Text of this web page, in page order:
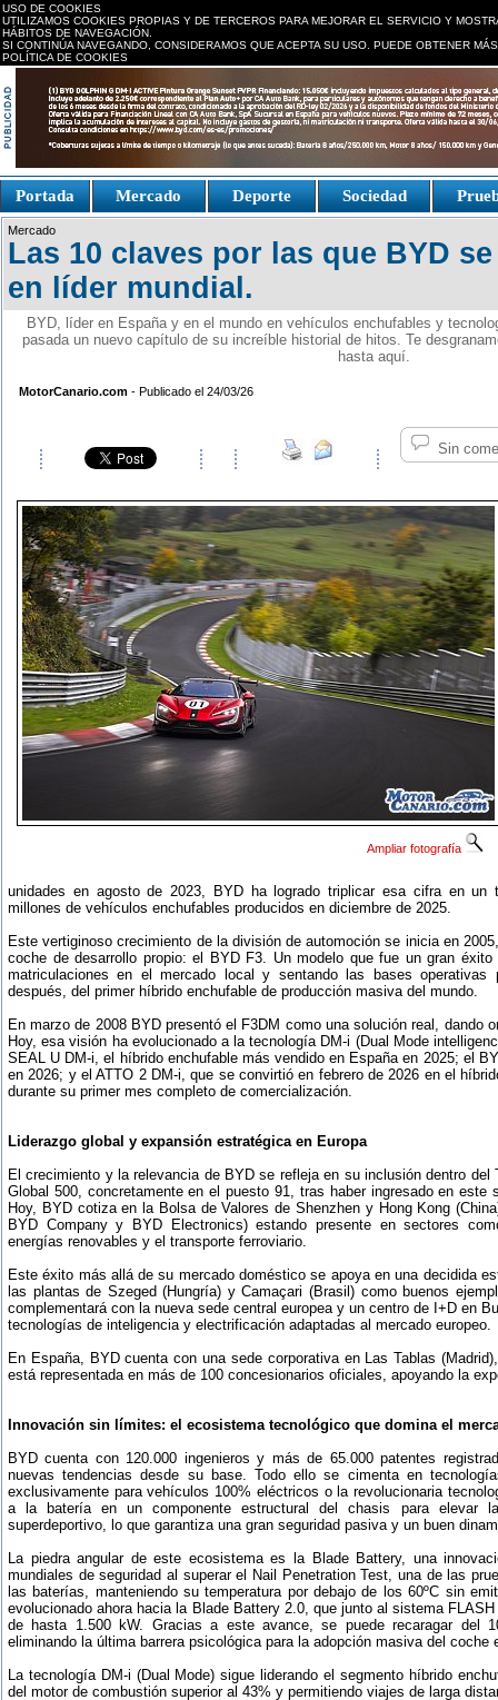
USO DE COOKIES
UTILIZAMOS COOKIES PROPIAS Y DE TERCEROS PARA MEJORAR EL SERVICIO Y
HÁBITOS DE NAVEGACIÓN.
SI CONTINÚA NAVEGANDO, CONSIDERAMOS QUE ACEPTA SU USO. PUEDE OBTENER
POLÍTICA DE COOKIES
Portada Mercado Deporte Sociedad
Fake Watches
replica-
watch.is
Mercado
Las 10 claves por las que BYD
en líder mundial.
BYD, líder en España y en el mundo en vehículos enchufables y
pasada un nuevo capítulo de su increíble historial de hitos. Te
hasta aquí.
MotorCanario.com - Publicado el 24/03/26
Sin
Ampliar fotografía
unidades en agosto de 2023, BYD ha logrado triplicar esa cifra en un
millones de vehículos enchufables producidos en diciembre de 2025.
Este vertiginoso crecimiento de la división de automoción se inicia en
coche de desarrollo propio: el BYD F3. Un modelo que fue un gran
matriculaciones en el mercado local y sentando las bases
después, del primer híbrido enchufable de producción masiva del mundo.
En marzo de 2008 BYD presentó el F3DM como una solución real, dando
Hoy, esa visión ha evolucionado a la tecnología DM-i (Dual Mode
SEAL U DM-i, el híbrido enchufable más vendido en España en 2025; el
en 2026; y el ATTO 2 DM-i, que se convirtió en febrero de 2026 en el
durante su primer mes completo de comercialización.
Liderazgo global y expansión estratégica en Europa
El crecimiento y la relevancia de BYD se refleja en su inclusión dentro
Global 500, concretamente en el puesto 91, tras haber ingresado en este
Hoy, BYD cotiza en la Bolsa de Valores de Shenzhen y Hong Kong
BYD Company y BYD Electronics) estando presente en sectores
energías renovables y el transporte ferroviario.
Este éxito más allá de su mercado doméstico se apoya en una decidida
las plantas de Szeged (Hungría) y Camaçari (Brasil) como buenos
complementará con la nueva sede central europea y un centro de I+D en
tecnologías de inteligencia y electrificación adaptadas al mercado europeo.
En España, BYD cuenta con una sede corporativa en Las Tablas
está representada en más de 100 concesionarios oficiales, apoyando la
Innovación sin límites: el ecosistema tecnológico que domina el
BYD cuenta con 120.000 ingenieros y más de 65.000 patentes
nuevas tendencias desde su base. Todo ello se cimenta en
exclusivamente para vehículos 100% eléctricos o la revolucionaria
a la batería en un componente estructural del chasis para elevar
superdeportivo, lo que garantiza una gran seguridad pasiva y un buen
La piedra angular de este ecosistema es la Blade Battery, una
mundiales de seguridad al superar el Nail Penetration Test, una de las
las baterías, manteniendo su temperatura por debajo de los 60ºC sin
evolucionado ahora hacia la Blade Battery 2.0, que junto al sistema
de hasta 1.500 kW. Gracias a este avance, se puede recaragar del
eliminando la última barrera psicológica para la adopción masiva del coche
La tecnología DM-i (Dual Mode) sigue liderando el segmento híbrido
del motor de combustión superior al 43% y permitiendo viajes de larga